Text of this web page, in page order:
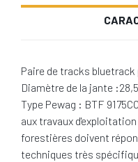
Paire de tracks
Diamètre de la jante
Type Pewag : BTF
aux travaux
forestières doivent
techniques très